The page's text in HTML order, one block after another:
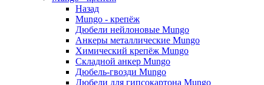
Назад
Mungo - крепёж
Дюбели нейлоновые Mungo
Анкеры металлические Mungo
Химический крепёж Mungo
Складной анкер Mungo
Дюбель-гвозди Mungo
Дюбели для гипсокартона Mungo